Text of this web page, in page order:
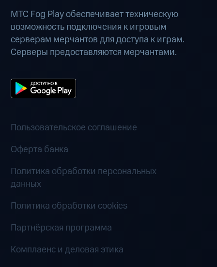
МТС Fog Play обеспечивает техническую
возможность подключения к игровым
серверам мерчантов для доступа к играм.
Серверы предоставляются мерчантами.
Пользовательское соглашение
Оферта банка
Политика обработки персональных
данных
Политика обработки cookies
Партнёрская программа
Комплаенс и деловая этика